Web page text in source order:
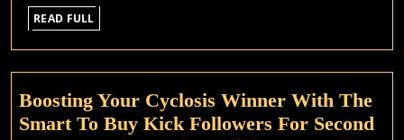
READ FULL
FULL
Boosting Your Cyclosis Winner With The
Smart To Buy Kick Followers For Second